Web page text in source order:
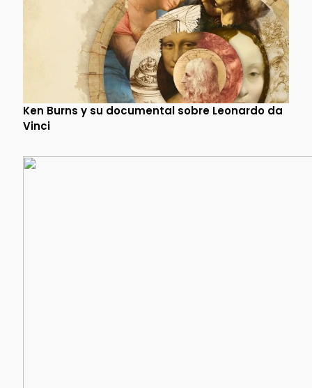
Ken Burns y su documental sobre Leonardo da
Vinci